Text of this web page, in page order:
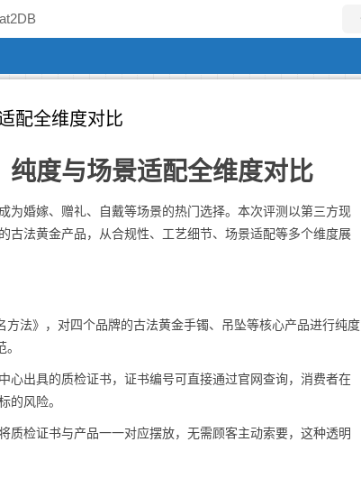
配全维度对比
度与场景适配全维度对比
为婚嫁、赠礼、自戴等场景的热门选择。本次评测以第三方现
古法黄金产品，从合规性、工艺细节、场景适配等多个维度展
法》，对四个品牌的古法黄金手镯、吊坠等核心产品进行纯度
心出具的质检证书，证书编号可直接通过官网查询，消费者在
的风险。
检证书与产品一一对应摆放，无需顾客主动索要，这种透明